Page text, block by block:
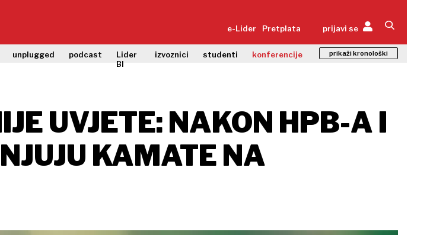
e-Lider Pretplata prijavi se
unplugged podcast
Lider
BI
izvoznici studenti konferencije prikaži kronološki
UVJETE: NAKON HPB-A I
KAMATE NA